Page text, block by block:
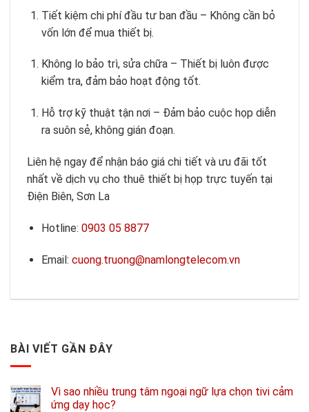
Tiết kiệm chi phí đầu tư ban đầu – Không cần bỏ
vốn lớn để mua thiết bị.
Không lo bảo trì, sửa chữa – Thiết bị luôn được
kiểm tra, đảm bảo hoạt động tốt.
Hỗ trợ kỹ thuật tận nơi – Đảm bảo cuộc họp diễn
ra suôn sẻ, không gián đoạn.
Liên hệ ngay để nhận báo giá chi tiết và ưu đãi tốt
nhất về dịch vụ cho thuê thiết bị họp trực tuyến tại
Điện Biên, Sơn La
Hotline: 0903 05 8877
Email: cuong.truong@namlongtelecom.vn
BÀI VIẾT GẦN ĐÂY
Vì sao nhiều trung tâm ngoại ngữ lựa chọn tivi cảm
ứng dạy học?